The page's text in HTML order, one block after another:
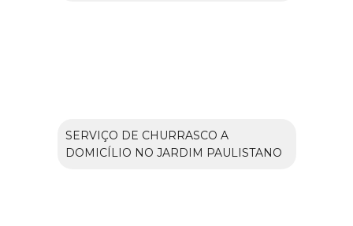
SERVIÇO DE CHURRASCO A
DOMICÍLIO NO JARDIM PAULISTANO